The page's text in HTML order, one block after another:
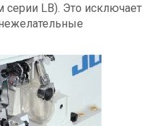
серии LB). Это исключает